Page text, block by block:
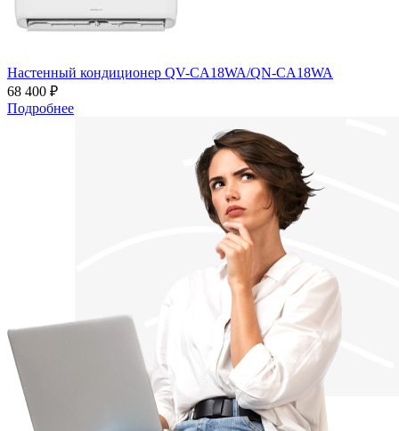
Настенный кондиционер QV-CA18WA/QN-CA18WA
68 400 ₽
Подробнее